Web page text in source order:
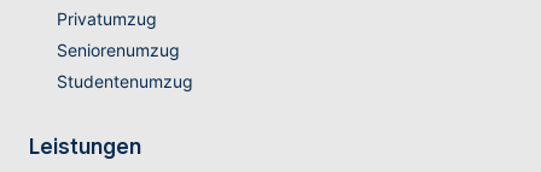
Privatumzug
Seniorenumzug
Studentenumzug
Leistungen